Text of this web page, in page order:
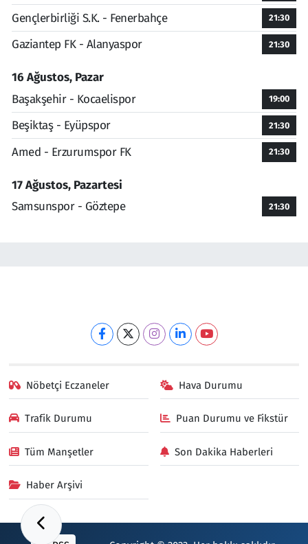
Gençlerbirliği S.K. - Fenerbahçe 21:30
Gaziantep FK - Alanyaspor 21:30
16 Ağustos, Pazar
Başakşehir - Kocaelispor
19:00
Beşiktaş - Eyüpspor 21:30
Amed - Erzurumspor FK 21:30
17 Ağustos, Pazartesi
Samsunspor - Göztepe
21:30
Nöbetçi Eczaneler Hava Durumu
Trafik Durumu Puan Durumu ve Fikstür
Tüm Manşetler Son Dakika Haberleri
Haber Arşivi